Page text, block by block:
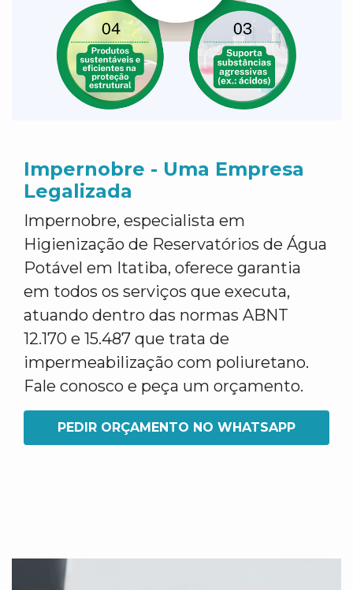
Impernobre - Uma Empresa
Legalizada
Impernobre, especialista em
Higienização de Reservatórios de Água
Potável em Itatiba, oferece garantia
em todos os serviços que executa,
atuando dentro das normas ABNT
12.170 e 15.487 que trata de
impermeabilização com poliuretano.
Fale conosco e peça um orçamento.
PEDIR ORÇAMENTO NO WHATSAPP